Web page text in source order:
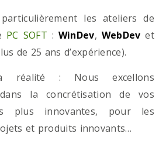
les ateliers de
PC SOFT : WinDev, WebDev et
de 25 ans d’expérience).
: Nous excellons
la concrétisation de vos
plus innovantes, pour les
et produits innovants…